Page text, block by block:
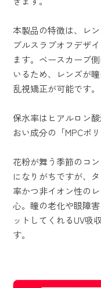
本製品の特徴は、レ
ブルスラブオフデザ
ます。ベースカーブ
いるため、レンズが
乱視矯正が可能です。
保水率はヒアルロン
おい成分の「MPCポ
花粉が舞う季節のコ
になりがちですが、
率かつ非イオン性の
心。瞳の老化や眼障
ットしてくれるUV吸
す。